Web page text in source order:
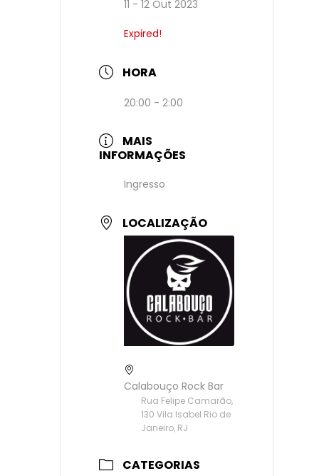
11 - 12 Out 2023
Expired!
HORA
20:00 - 2:00
MAIS
INFORMAÇÕES
Ingresso
LOCALIZAÇÃO
Calabouço Rock Bar
Rua Felipe Camarão,
130 Vila Isabel Rio de
Janeiro, RJ
CATEGORIAS